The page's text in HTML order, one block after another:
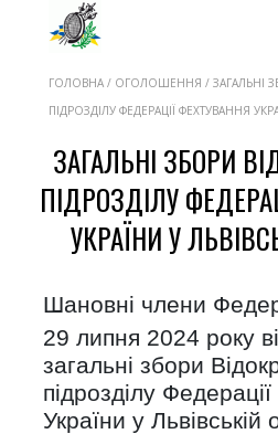
ГОЛОВНА / ОГОЛОШЕННЯ / ЗАГАЛЬНІ
ПІДРОЗДІЛУ ФЕДЕРАЦІЇ ФЕХТУВАННЯ
ЗАГАЛЬНІ ЗБОРИ
ПІДРОЗДІЛУ
УКРАЇНИ У
Шановні члени
29 липня 2024 року
загальні збори
підрозділу
України у Львівській